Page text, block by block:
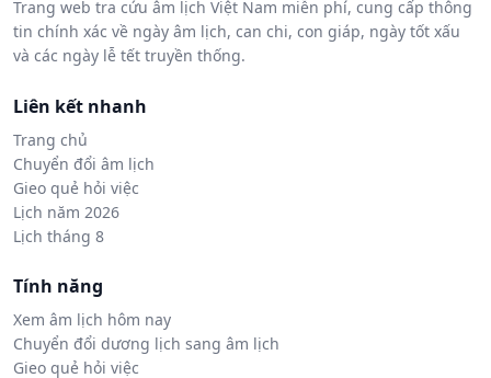
Trang web tra cứu âm lịch Việt Nam miễn phí, cung cấp thông
tin chính xác về ngày âm lịch, can chi, con giáp, ngày tốt xấu
và các ngày lễ tết truyền thống.
Liên kết nhanh
Trang chủ
Chuyển đổi âm lịch
Gieo quẻ hỏi việc
Lịch năm 2026
Lịch tháng 8
Tính năng
Xem âm lịch hôm nay
Chuyển đổi dương lịch sang âm lịch
Gieo quẻ hỏi việc